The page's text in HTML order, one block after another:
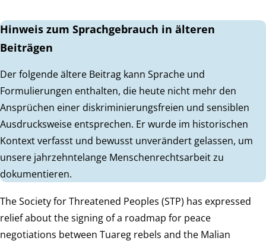
Hinweis zum Sprachgebrauch in älteren
Beiträgen
Der folgende ältere Beitrag kann Sprache und
Formulierungen enthalten, die heute nicht mehr den
Ansprüchen einer diskriminierungsfreien und sensiblen
Ausdrucksweise entsprechen. Er wurde im historischen
Kontext verfasst und bewusst unverändert gelassen, um
unsere jahrzehntelange Menschenrechtsarbeit zu
dokumentieren.
The Society for Threatened Peoples (STP) has expressed
relief about the signing of a roadmap for peace
negotiations between Tuareg rebels and the Malian